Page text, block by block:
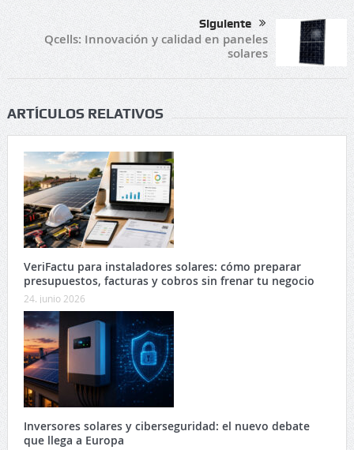
Siguiente
Qcells: Innovación y calidad en paneles
solares
ARTÍCULOS RELATIVOS
VeriFactu para instaladores solares: cómo preparar
presupuestos, facturas y cobros sin frenar tu negocio
24. junio 2026
Inversores solares y ciberseguridad: el nuevo debate
que llega a Europa